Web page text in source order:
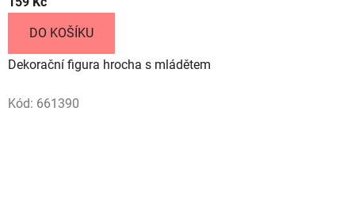
g
r
y
DO KOŠÍKU
Dekorační figura hrocha s mládětem
Kód: 661390